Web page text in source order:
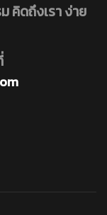
คิดถึงเรา ง่าย